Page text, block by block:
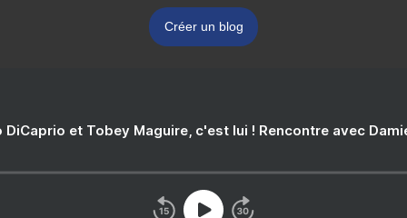
Créer un blog
DiCaprio et Tobey Maguire, c'est lui ! Rencontre avec